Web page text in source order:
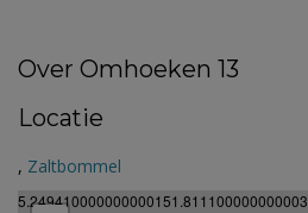
Over Omhoeken 13
Locatie
, Zaltbommel
5.249410000000000151.811100000000003